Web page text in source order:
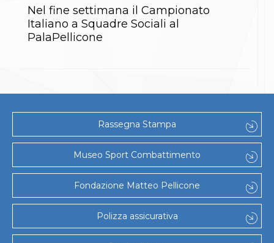
Lotta
La disciplina
News
Gare e Risultati
La disciplina
Gare e Risultati
Attività Didattica
Albi Federali
Arti marziali
Aikido
Ju Jitsu
Sumo
Capoeira
Grappling
BJJ
Pancrazio/Pankration
Nel fine settimana il Campionato
Italiano a Squadre Sociali al
PalaPellicone
Rassegna Stampa
Museo Sport Combattimento
Fondazione Matteo Pellicone
Polizza assicurativa